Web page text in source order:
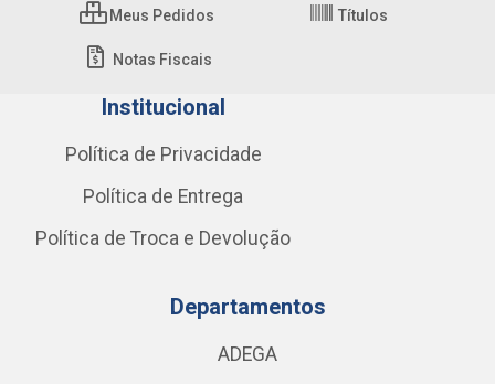
Meus Pedidos Títulos
Notas Fiscais
Institucional
Política de Privacidade
Política de Entrega
Política de Troca e Devolução
Departamentos
ADEGA